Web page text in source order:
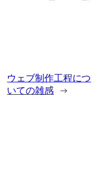
ウェブ制作工程につ
いての雑感 →